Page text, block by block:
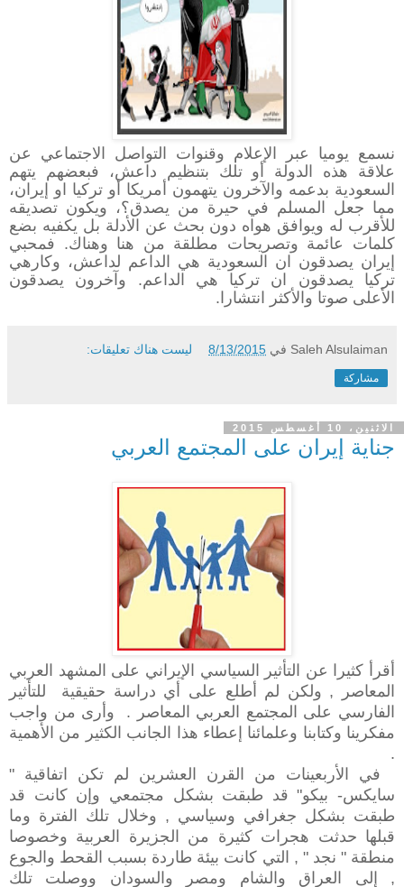
نسمع يوميا عبر الإعلام وقنوات التواصل الاجتماعي عن
علاقة هذه الدولة أو تلك بتنظيم داعش، فبعضهم يتهم
السعودية بدعمه والآخرون يتهمون أمريكا أو تركيا او إيران،
مما جعل المسلم في حيرة من يصدق؟، ويكون تصديقه
للأقرب له ويوافق هواه دون بحث عن الأدلة بل يكفيه بضع
كلمات عائمة وتصريحات مطلقة من هنا وهناك. فمحبي
إيران يصدقون ان السعودية هي الداعم لداعش، وكارهي
تركيا يصدقون ان تركيا هي الداعم. وآخرون يصدقون
الأعلى صوتا والأكثر انتشارا.
Saleh Alsulaiman في 8/13/2015 ليست هناك تعليقات:
مشاركة
الاثنين، 10 أغسطس 2015
جناية إيران على المجتمع العربي
أقرأ كثيرا عن التأثير السياسي الإيراني على المشهد العربي
المعاصر , ولكن لم أطلع على أي دراسة حقيقية للتأثير
الفارسي على المجتمع العربي المعاصر . وأرى من واجب
مفكرينا وكتابنا وعلمائنا إعطاء هذا الجانب الكثير من الأهمية
.
في الأربعينات من القرن العشرين لم تكن اتفاقية "
سايكس- بيكو" قد طبقت بشكل مجتمعي وإن كانت قد
طبقت بشكل جغرافي وسياسي , وخلال تلك الفترة وما
قبلها حدثت هجرات كثيرة من الجزيرة العربية وخصوصا
منطقة " نجد " , التي كانت بيئة طاردة بسبب القحط والجوع
, إلى العراق والشام ومصر والسودان ووصلت تلك